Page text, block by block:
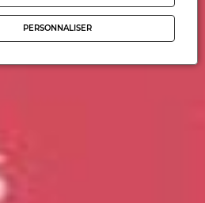
PERSONNALISER